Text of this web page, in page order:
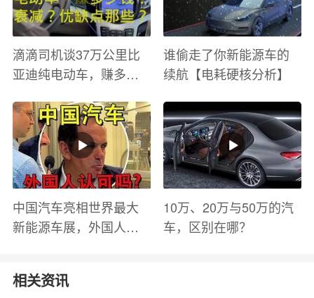
滴滴司机谈37万公里比
亚迪纯电动车，赚多少
有哪些？
谁偷走了你新能源车的
续航【电耗硬核分析】
中国汽车亮相世界最大
新能源车展，外国人怎
10万、20万与50万的汽
车，区别在哪？
相关资讯